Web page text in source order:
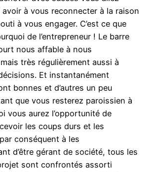
à vous reconnecter à la raison
à vous engager. C’est ce que
de l’entrepreneur ! Le barre
nous affable à nous
très régulièrement aussi à
Et instantanément
bonnes et d’autres un peu
que vous resterez paroissien à
vous aurez l’opportunité de
les coups durs et les
conséquent à les
d’être gérant de société, tous les
sont confrontés assorti